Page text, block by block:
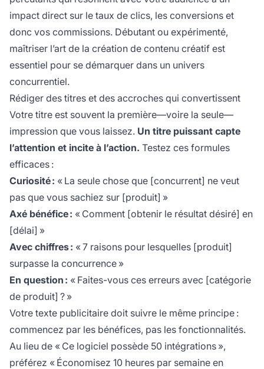
impact direct sur le taux de clics, les conversions et
donc vos commissions. Débutant ou expérimenté,
maîtriser l’art de la création de contenu créatif est
essentiel pour se démarquer dans un univers
concurrentiel.
Rédiger des titres et des accroches qui convertissent
Votre titre est souvent la première—voire la seule—
impression que vous laissez. Un titre puissant capte
l’attention et incite à l’action. Testez ces formules
efficaces :
Curiosité : « La seule chose que [concurrent] ne veut
pas que vous sachiez sur [produit] »
Axé bénéfice : « Comment [obtenir le résultat désiré] en
[délai] »
Avec chiffres : « 7 raisons pour lesquelles [produit]
surpasse la concurrence »
En question : « Faites-vous ces erreurs avec [catégorie
de produit] ? »
Votre texte publicitaire doit suivre le même principe :
commencez par les bénéfices, pas les fonctionnalités.
Au lieu de « Ce logiciel possède 50 intégrations »,
préférez « Économisez 10 heures par semaine en